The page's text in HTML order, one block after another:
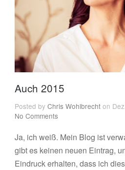
Auch 2015
Posted by Chris Wohlbrecht on
No Comments
Ja, ich weiß. Mein Blog ist
gibt es keinen neuen Eintrag,
Eindruck erhalten, dass ich